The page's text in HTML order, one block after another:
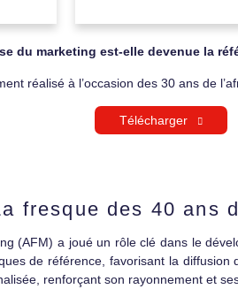
du marketing est-elle devenue la
réalisé à l’occasion des 30 ans de
Télécharger
fresque des 40 ans
(AFM) a joué un rôle clé dans le
de référence, favorisant la
renforçant son rayonnement et